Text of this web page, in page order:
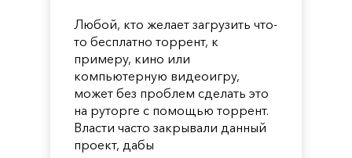
Любой, кто желает загрузить что-
то бесплатно торрент, к
примеру, кино или
компьютерную видеоигру,
может без проблем сделать это
на руторге с помощью торрент.
Власти часто закрывали данный
проект, дабы